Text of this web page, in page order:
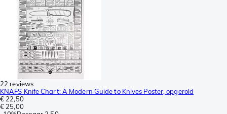
22 reviews
KNAFS Knife Chart: A Modern Guide to Knives Poster, opgerold
€ 22,50
€ 25,00